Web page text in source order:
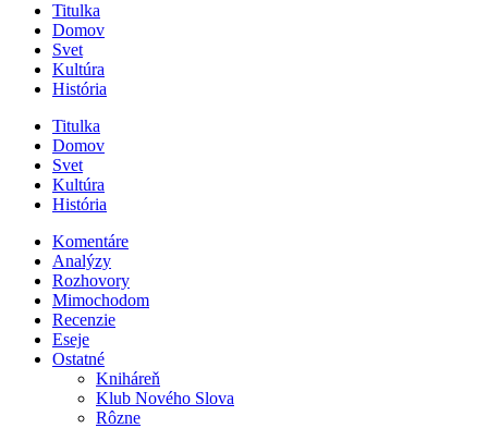
Titulka
Domov
Svet
Kultúra
História
Titulka
Domov
Svet
Kultúra
História
Komentáre
Analýzy
Rozhovory
Mimochodom
Recenzie
Eseje
Ostatné
Kniháreň
Klub Nového Slova
Rôzne